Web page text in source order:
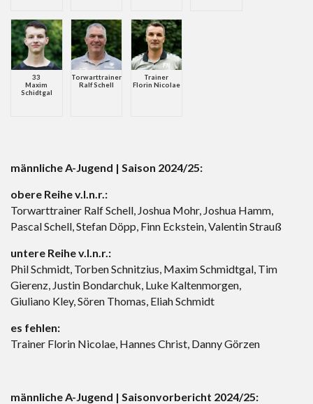
33
Maxim
Schidtgal
Torwarttrainer
Ralf Schell
Trainer
Florin Nicolae
männliche A-Jugend | Saison 2024/25:
obere Reihe v.l.n.r.:
Torwarttrainer Ralf Schell, Joshua Mohr, Joshua Hamm,
Pascal Schell, Stefan Döpp, Finn Eckstein, Valentin Strauß
untere Reihe v.l.n.r.:
Phil Schmidt, Torben Schnitzius, Maxim Schmidtgal, Tim
Gierenz, Justin Bondarchuk, Luke Kaltenmorgen,
Giuliano Kley, Sören Thomas, Eliah Schmidt
es fehlen:
Trainer Florin Nicolae, Hannes Christ, Danny Görzen
männliche A-Jugend | Saisonvorbericht 2024/25: